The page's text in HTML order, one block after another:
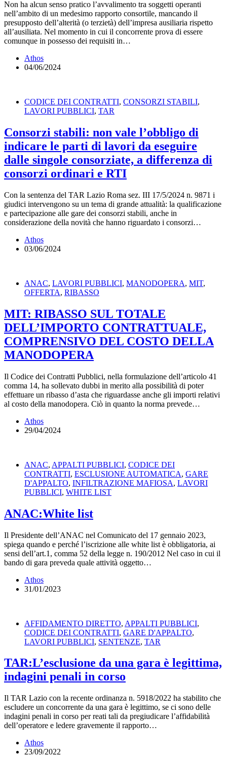
Non ha alcun senso pratico l’avvalimento tra soggetti operanti
nell’ambito di un medesimo rapporto consortile, mancando il
presupposto dell’alterità (o terzietà) dell’impresa ausiliaria rispetto
all’ausiliata. Nel momento in cui il concorrente prova di essere
comunque in possesso dei requisiti in…
Athos
04/06/2024
CODICE DEI CONTRATTI, CONSORZI STABILI,
LAVORI PUBBLICI, TAR
Consorzi stabili: non vale l’obbligo di
indicare le parti di lavori da eseguire
dalle singole consorziate, a differenza di
consorzi ordinari e RTI
Con la sentenza del TAR Lazio Roma sez. III 17/5/2024 n. 9871 i
giudici intervengono su un tema di grande attualità: la qualificazione
e partecipazione alle gare dei consorzi stabili, anche in
considerazione della novità che hanno riguardato i consorzi…
Athos
03/06/2024
ANAC, LAVORI PUBBLICI, MANODOPERA, MIT,
OFFERTA, RIBASSO
MIT: RIBASSO SUL TOTALE
DELL’IMPORTO CONTRATTUALE,
COMPRENSIVO DEL COSTO DELLA
MANODOPERA
Il Codice dei Contratti Pubblici, nella formulazione dell’articolo 41
comma 14, ha sollevato dubbi in merito alla possibilità di poter
effettuare un ribasso d’asta che riguardasse anche gli importi relativi
al costo della manodopera. Ciò in quanto la norma prevede…
Athos
29/04/2024
ANAC, APPALTI PUBBLICI, CODICE DEI
CONTRATTI, ESCLUSIONE AUTOMATICA, GARE
D'APPALTO, INFILTRAZIONE MAFIOSA, LAVORI
PUBBLICI, WHITE LIST
ANAC:White list
Il Presidente dell’ANAC nel Comunicato del 17 gennaio 2023,
spiega quando e perché l’iscrizione alle white list è obbligatoria, ai
sensi dell’art.1, comma 52 della legge n. 190/2012 Nel caso in cui il
bando di gara preveda quale attività oggetto…
Athos
31/01/2023
AFFIDAMENTO DIRETTO, APPALTI PUBBLICI,
CODICE DEI CONTRATTI, GARE D'APPALTO,
LAVORI PUBBLICI, SENTENZE, TAR
TAR:L’esclusione da una gara è legittima,
indagini penali in corso
Il TAR Lazio con la recente ordinanza n. 5918/2022 ha stabilito che
escludere un concorrente da una gara è legittimo, se ci sono delle
indagini penali in corso per reati tali da pregiudicare l’affidabilità
dell’operatore e ledere gravemente il rapporto…
Athos
23/09/2022